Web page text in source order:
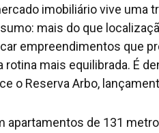
imobiliário vive uma
mais do que
empreendimentos que
rotina mais equilibrada. É
o Reserva Arbo,
apartamentos de 131